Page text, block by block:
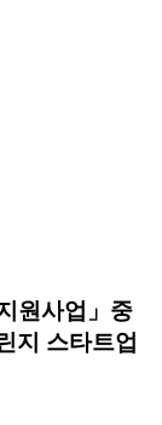
원사업」중
지 스타트업